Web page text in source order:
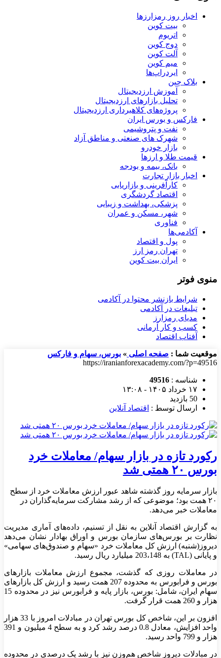
اخبار روز رمزارزها
بیت کوین
اتریوم
دوج کوین
آلت کوین
میم کوین‌
ایردراپ‌ها
بلاک چین
آموزش ارزدیجیتال
تحلیل بازارهای ارزدیجیتال
پروژه‌های کلاهبرداری ارزدیجیتال
فارکس و بورس ایران
نفت و پتروشیمی
شهرک های صنعتی و مناطق آزاد
بازار خودرو
قیمت طلا و ارزها
بانک، بیمه و بودجه
اخبار بازار تجارت
کارآفرینی و بازاریابی
اقتصاد گردشگری
پزشکی، بهداشت و زیبایی
شهر، مسکن و عمران
فناوری
آکادمی‌ها
پول و اقتصاد
تهران رمز ارز
ایران بیت کوین
منوی فوتر
شرایط بازنشر محتوا در آکادمی
تبلیغات در آکادمی
مدیای رمزارز
کسب و کار آرمانی
آفتاب اقتصاد
موقعیت شما : صفحه اصلی » بورس، سهام و فارکس
https://iranianforexacademy.com/?p=49516
شناسه : 49516
۱۷ خرداد ۱۴۰۵ - ۱۳:۰۸
50 بازدید
ارسال توسط : اقتصاد آنلاین
رکورد تازه در بازار سهام/ معاملات خرد
بورس ۲۰ همتی شد
بازار سرمایه روز گذشته شاهد عبور ارزش معاملات خرد از سطح
۲۰ همت بود؛ موضوعی که از رشد مشارکت سرمایه‌گذاران در
معاملات خبر می‌دهد.
به گزارش اقتصاد آنلاین به نقل از تسنیم، داده‌های آماری مدیریت
نظارت بر بورس‌های سازمان بورس و اوراق بهادار نشان می‌دهد
دیروز(شنبه) ارزش کل معاملات خرد «سهام و صندوق‌های سهامی»
و پایانی (TAL) به 203،148 میلیارد ریال رسید.
در معاملات روزی که گذشت، مجموع ارزش معاملات بازارهای
بورس و فرابورس به محدوده 207 همت رسید و ارزش کل بازارهای
سهام ایران، شامل: بورس، بازار پایه و فرابورس نیز در محدوده 15
هزار و 260 همت قرار گرفت.
افزون بر این، شاخص کل بورس تهران در مبادلات امروز با 33 هزار
واحد افزایش، معادل 0.8 درصد رشد کرد و به سطح 4 میلیون و 391
هزار و 799 واحد رسید.
در مبادلات دیروز شاخص هم‌وزن نیز با رشد یک درصدی در محدوده